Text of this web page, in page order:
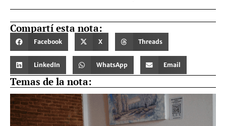
Compartí esta nota:
Facebook X Threads
LinkedIn WhatsApp Email
Temas de la nota: